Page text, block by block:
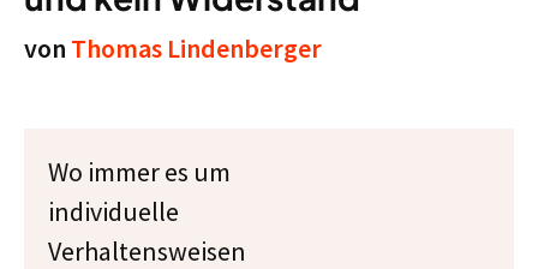
von Thomas Lindenberger
Wo immer es um
individuelle
Verhaltensweisen